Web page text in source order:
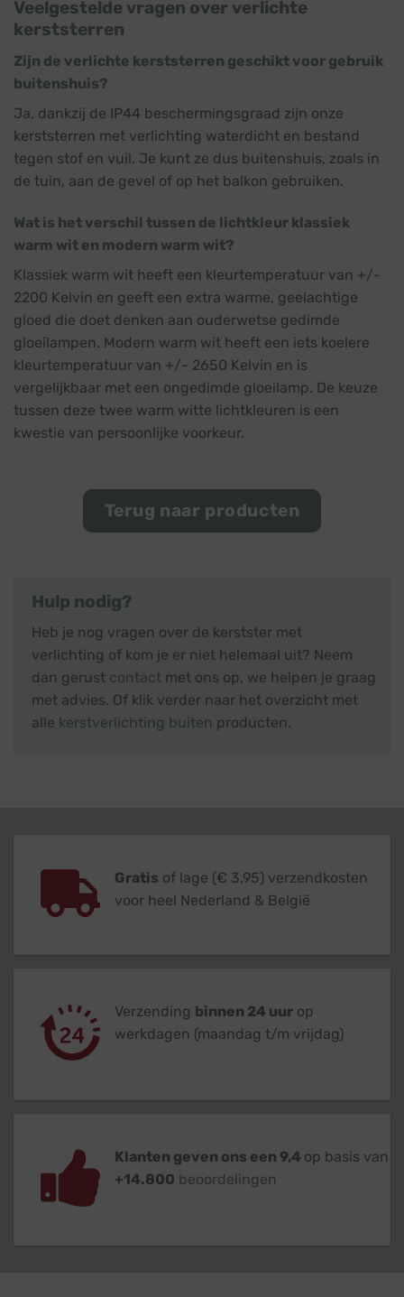
Veelgestelde vragen over verlichte
kerststerren
Zijn de verlichte kerststerren geschikt voor gebruik
buitenshuis?
Ja, dankzij de IP44 beschermingsgraad zijn onze
kerststerren met verlichting waterdicht en bestand
tegen stof en vuil. Je kunt ze dus buitenshuis, zoals in
de tuin, aan de gevel of op het balkon gebruiken.
Wat is het verschil tussen de lichtkleur klassiek
warm wit en modern warm wit?
Klassiek warm wit heeft een kleurtemperatuur van +/-
2200 Kelvin en geeft een extra warme, geelachtige
gloed die doet denken aan ouderwetse gedimde
gloeilampen. Modern warm wit heeft een iets koelere
kleurtemperatuur van +/- 2650 Kelvin en is
vergelijkbaar met een ongedimde gloeilamp. De keuze
tussen deze twee warm witte lichtkleuren is een
kwestie van persoonlijke voorkeur.
Terug naar producten
Hulp nodig?
Heb je nog vragen over de kerstster met
verlichting of kom je er niet helemaal uit? Neem
dan gerust contact met ons op, we helpen je graag
met advies. Of klik verder naar het overzicht met
alle kerstverlichting buiten producten.
Gratis of lage (€ 3,95) verzendkosten
voor heel Nederland & België
Verzending binnen 24 uur op
werkdagen (maandag t/m vrijdag)
Klanten geven ons een 9,4 op basis van
+14.800 beoordelingen